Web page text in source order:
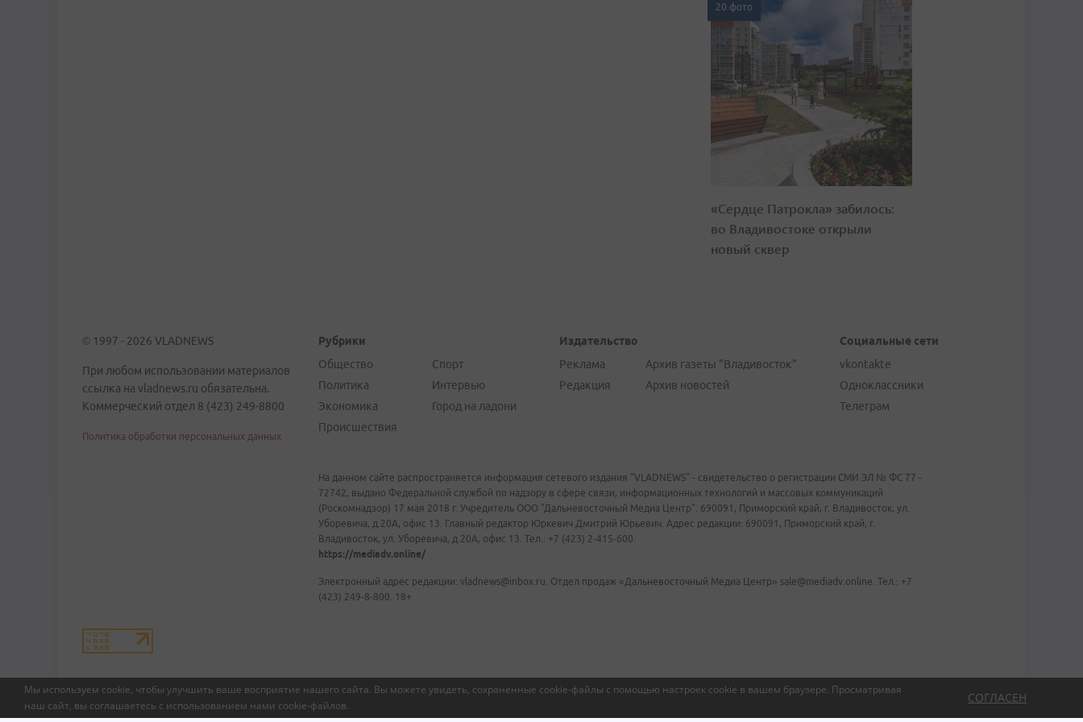
Мы используем cookie, чтобы улучшить ваше восприятие нашего сайта. Вы можете увидеть, сохраненные cookie-файлы с помощью настроек cookie в вашем браузере. Просматривая
наш сайт, вы соглашаетесь с использованием нами cookie-файлов.
СОГЛАСЕН
20 фото
«Сердце Патрокла» забилось:
во Владивостоке открыли
новый сквер
© 1997 - 2026 VLADNEWS
При любом использовании материалов
ссылка на vladnews.ru обязательна.
Коммерческий отдел 8 (423) 249-8800
Политика обработки персональных данных
Рубрики
Общество
Политика
Экономика
Происшествия
Спорт
Интервью
Город на ладони
Издательство
Реклама
Редакция
Архив газеты "Владивосток"
Архив новостей
Социальные сети
vkontakte
Одноклассники
Телеграм
На данном сайте распространяется информация сетевого издания "VLADNEWS" - свидетельство о регистрации СМИ ЭЛ № ФС 77 -
72742, выдано Федеральной службой по надзору в сфере связи, информационных технологий и массовых коммуникаций
(Роскомнадзор) 17 мая 2018 г. Учредитель ООО "Дальневосточный Медиа Центр". 690091, Приморский край, г. Владивосток, ул.
Уборевича, д.20А, офис 13. Главный редактор Юркевич Дмитрий Юрьевич. Адрес редакции: 690091, Приморский край, г.
Владивосток, ул. Уборевича, д.20А, офис 13. Тел.: +7 (423) 2-415-600.
https://mediadv.online/
Электронный адрес редакции: vladnews@inbox.ru. Отдел продаж «Дальневосточный Медиа Центр» sale@mediadv.online. Тел.: +7
(423) 249-8-800. 18+